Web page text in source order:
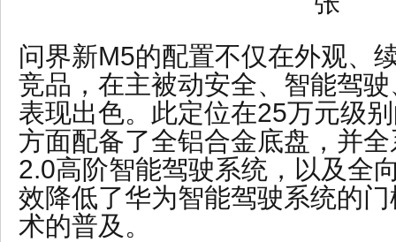
问界新M5的配置不仅在外观、
竞品，在主被动安全、智能驾
表现出色。此定位在25万元级
方面配备了全铝合金底盘，并
2.0高阶智能驾驶系统，以及全
效降低了华为智能驾驶系统的
术的普及。